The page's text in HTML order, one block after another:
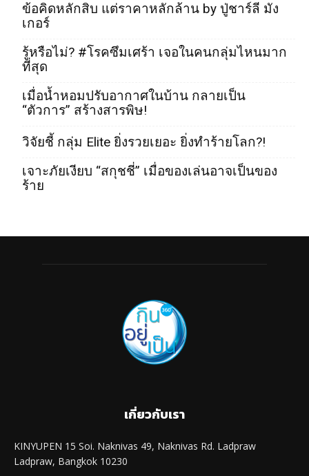
ข้อคิดหลักสิบ แต่ราคาหลักล้าน by ปู่ชาร์ลี มัง
เกอร์
รู้หรือไม่? #โรคซึมเศร้า เจอในคนกลุ่มไหนมาก
ที่สุด
เมื่อน้ำหอมปรับอากาศในบ้าน กลายเป็น
“ตัวการ” สร้างสารพิษ!
วิจัยชี้ กลุ่ม Elite ยิ่งรวยเยอะ ยิ่งทำร้ายโลก?!
เจาะภัยเงียบ “สกุชชี่” เมื่อของเล่นอาจเป็นของ
ร้าย
เกี่ยวกับเรา
KINYUPEN 15 Soi. Naknivas 49, Naknivas Rd. Ladpraw
Ladpraw, Bangkok 10230